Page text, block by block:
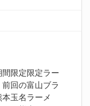
限定限定ラー
回の富山ブラ
玉名ラーメ